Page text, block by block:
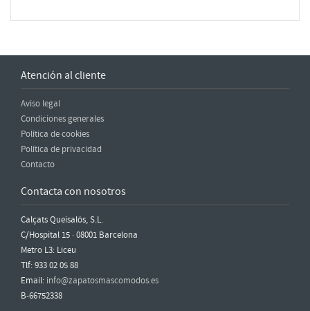
Atención al cliente
Aviso legal
Condiciones generales
Política de cookies
Política de privacidad
Contacto
Contacta con nosotros
Calçats Queisalós, S.L.
C/Hospital 15 · 08001 Barcelona
Metro L3: Liceu
Tlf: 933 02 05 88
Email: info@zapatosmascomodos.es
B-66752338